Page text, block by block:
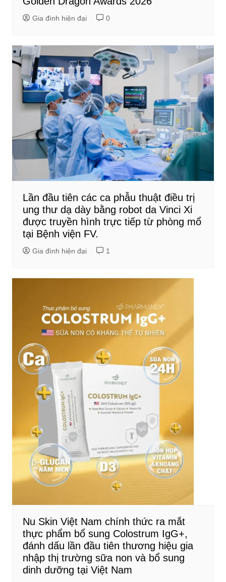
Gia đình hiện đại 0
Lần đầu tiên các ca phẫu thuật điều trị
ung thư dạ dày bằng robot da Vinci Xi
được truyền hình trực tiếp từ phòng mổ
tại Bệnh viện FV.
Gia đình hiện đại 1
Nu Skin Việt Nam chính thức ra mắt
thực phẩm bổ sung Colostrum IgG+,
đánh dấu lần đầu tiên thương hiệu gia
nhập thị trường sữa non và bổ sung
dinh dưỡng tại Việt Nam